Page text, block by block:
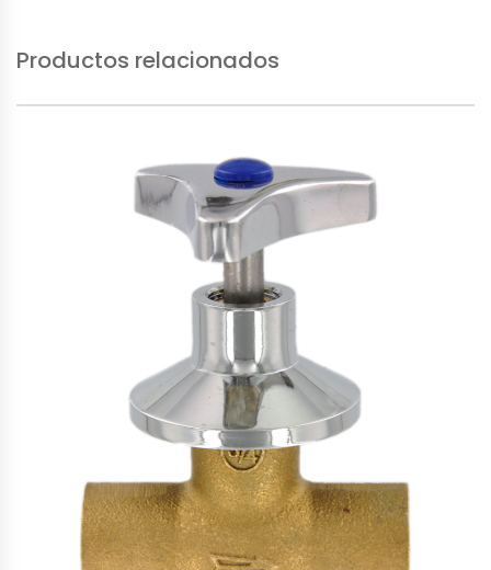
Productos relacionados